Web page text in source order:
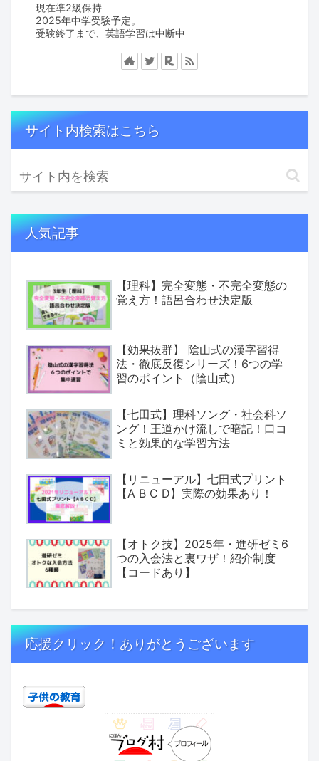
現在準2級保持
2025年中学受験予定。
受験終了まで、英語学習は中断中
サイト内検索はこちら
人気記事
【理科】完全変態・不完全変態の
覚え方！語呂合わせ決定版
【効果抜群】 隂山式の漢字習得
法・徹底反復シリーズ！6つの学
習のポイント（陰山式）
【七田式】理科ソング・社会科ソ
ング！王道かけ流しで暗記！口コ
ミと効果的な学習方法
【リニューアル】七田式プリント
【A B C D】実際の効果あり！
【オトク技】2025年・進研ゼミ6
つの入会法と裏ワザ！紹介制度
【コードあり】
応援クリック！ありがとうございます